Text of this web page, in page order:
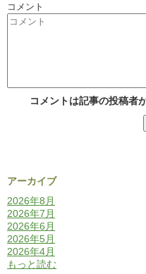
コメント
コメントは記事の投稿者
アーカイブ
2026年8月
2026年7月
2026年6月
2026年5月
2026年4月
もっと読む